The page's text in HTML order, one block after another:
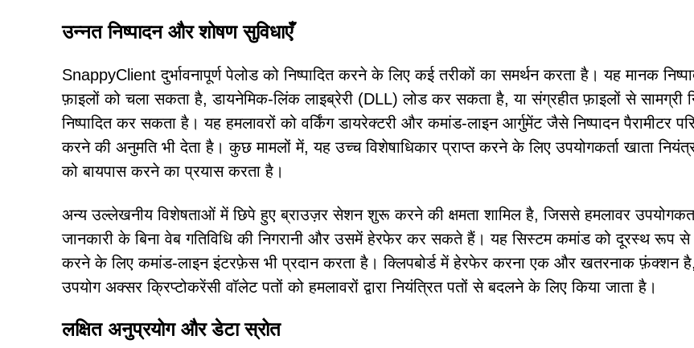
उन्नत निष्पादन और शोषण सुविधाएँ
SnappyClient दुर्भावनापूर्ण पेलोड को निष्पादित करने के लिए कई तरीकों का समर्थन करता है। यह मानक
फ़ाइलों को चला सकता है, डायनेमिक-लिंक लाइब्रेरी (DLL) लोड कर सकता है, या संग्रहीत फ़ाइलों से सामग्री
निष्पादित कर सकता है। यह हमलावरों को वर्किंग डायरेक्टरी और कमांड-लाइन आर्गुमेंट जैसे निष्पादन पैरामीटर
करने की अनुमति भी देता है। कुछ मामलों में, यह उच्च विशेषाधिकार प्राप्त करने के लिए उपयोगकर्ता खाता
को बायपास करने का प्रयास करता है।
अन्य उल्लेखनीय विशेषताओं में छिपे हुए ब्राउज़र सेशन शुरू करने की क्षमता शामिल है, जिससे हमलावर
जानकारी के बिना वेब गतिविधि की निगरानी और उसमें हेरफेर कर सकते हैं। यह सिस्टम कमांड को दूरस्थ रूप से
करने के लिए कमांड-लाइन इंटरफ़ेस भी प्रदान करता है। क्लिपबोर्ड में हेरफेर करना एक और खतरनाक फ़ंक्शन
उपयोग अक्सर क्रिप्टोकरेंसी वॉलेट पतों को हमलावरों द्वारा नियंत्रित पतों से बदलने के लिए किया जाता है।
लक्षित अनुप्रयोग और डेटा स्रोत